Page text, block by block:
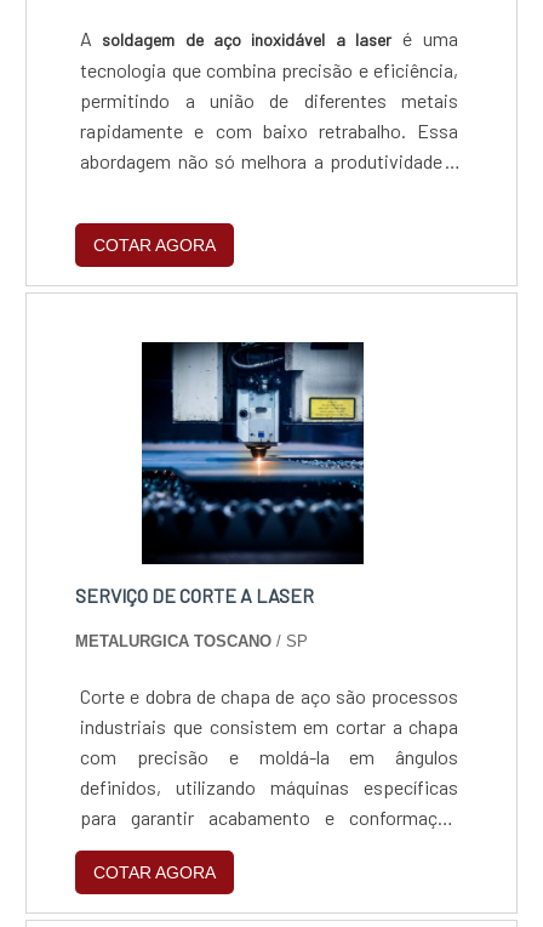
A soldagem de aço inoxidável a laseré uma
tecnologia que combina precisão e eficiência,
permitindo a união de diferentes metais
rapidamente e com baixo retrabalho. Essa
abordagem não só melhora a produtividade e
promove práticas sustentáveis, oferecendo
uma vantagem competitiva ao atender altas
demandas com qualidade superior e menor
COTAR AGORA
SERVIÇO DE CORTE A LASER
METALURGICA TOSCANO / SP
Corte e dobra de chapa de aço são processos
industriais que consistem em cortar a chapa
com precisão e moldá-la em ângulos
definidos, utilizando máquinas específicas
para garantir acabamento e conformação
exata conforme projeto.
COTAR AGORA